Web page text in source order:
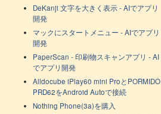
DeKanji 文字を大きく表示 - AIでアプリ
開発
マックにスタートメニュー - AIでアプリ
開発
PaperScan - 印刷物スキャンアプリ - AI
でアプリ開発
Alldocube iPlay60 mini ProとPORMIDO
PRD62をAndroid Autoで接続
Nothing Phone(3a)を購入